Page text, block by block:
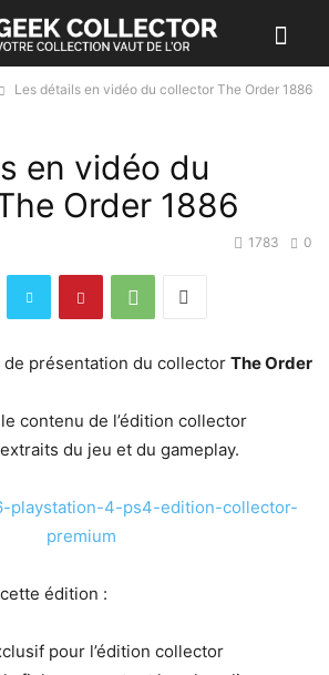
Les détails en vidéo du collector The Order 1886
en vidéo du
Order 1886
0
1783
présentation du collector The Order
contenu de l’édition collector
du jeu et du gameplay.
édition :
pour l’édition collector